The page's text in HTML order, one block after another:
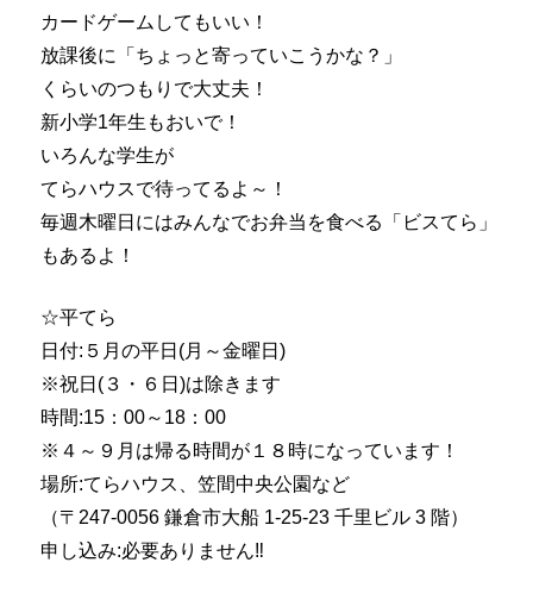
カードゲームしてもいい！
放課後に「ちょっと寄っていこうかな？」
くらいのつもりで大丈夫！
新小学1年生もおいで！
いろんな学生が
てらハウスで待ってるよ～！
毎週木曜日にはみんなでお弁当を食べる「ビスてら」
もあるよ！
☆平てら
日付:５月の平日(月～金曜日)
※祝日(３・６日)は除きます
時間:15：00～18：00
※４～９月は帰る時間が１８時になっています！
場所:てらハウス、笠間中央公園など
（〒247-0056 鎌倉市大船 1-25-23 千里ビル 3 階）
申し込み:必要ありません‼